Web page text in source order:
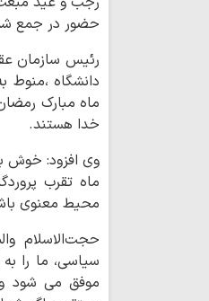
حضور در جمع
رئیس سازمان
دانشگاه
ماه مبارک
خدا هستند.
وی افزود: خوش
ماه تقرب
محیط معنوی
حجت‌الاسلام
سیاسی، ما را
موفق می شود